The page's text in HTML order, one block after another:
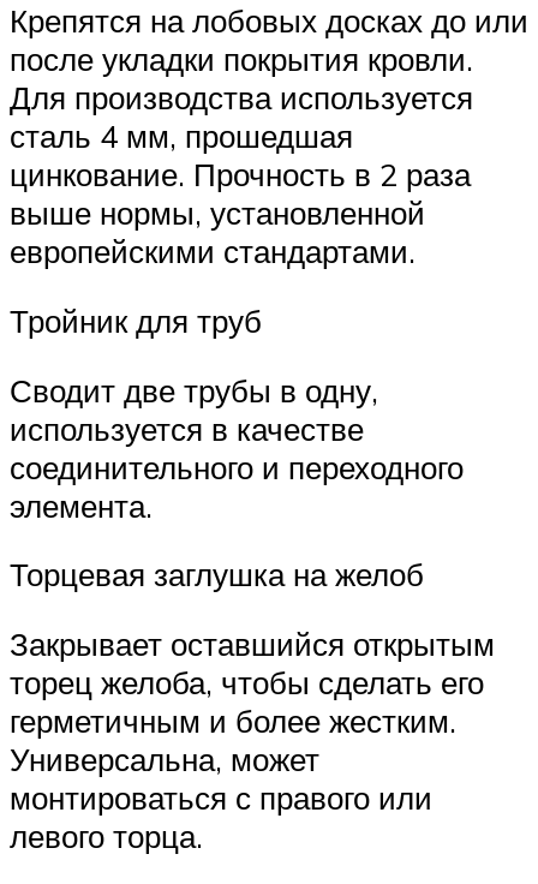
Крепятся на лобовых досках до или
после укладки покрытия кровли.
Для производства используется
сталь 4 мм, прошедшая
цинкование. Прочность в 2 раза
выше нормы, установленной
европейскими стандартами.
Тройник для труб
Сводит две трубы в одну,
используется в качестве
соединительного и переходного
элемента.
Торцевая заглушка на желоб
Закрывает оставшийся открытым
торец желоба, чтобы сделать его
герметичным и более жестким.
Универсальна, может
монтироваться с правого или
левого торца.